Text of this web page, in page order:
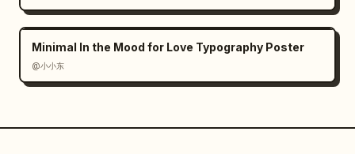
Minimal In the Mood for Love Typography Poster
@小小东